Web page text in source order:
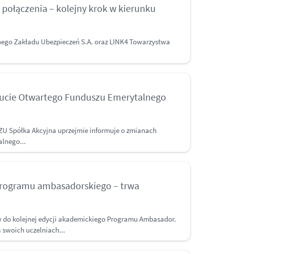
połączenia – kolejny krok w kierunku
Zakładu Ubezpieczeń S.A. oraz LINK4 Towarzystwa
Otwartego Funduszu Emerytalnego
Spółka Akcyjna uprzejmie informuje o zmianach
ambasadorskiego – trwa
kolejnej edycji akademickiego Programu Ambasador.
swoich uczelniach...